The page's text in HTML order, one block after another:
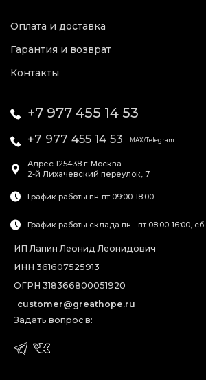
Оплата и доставка
Гарантия и возврат
Контакты
+7 977 455 14 53
+7 977 455 14 53 MAX/Telegram
Адрес 125438 г. Москва.
2-й Лихачевский переулок, 7
График работы пн-пт 09:00-18:00.
График работы склада пн - пт 08:00-16:00, сб
ИП Лапин Леонид Леонидович
ИНН 361607525913
ОГРН 318366800051920
customer@greathope.ru
Задать вопрос в: